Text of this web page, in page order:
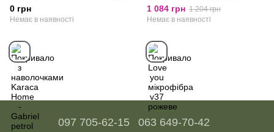
Cиній, Євро, 220х230 см,
50х70см (2шт)
0 грн
Немає в наявності
Рожевий, Полуторний,
150х200 см, Без наволочок
1 084 грн 1 204 грн
Немає в наявності
097 705-62-15 063 649-70-42